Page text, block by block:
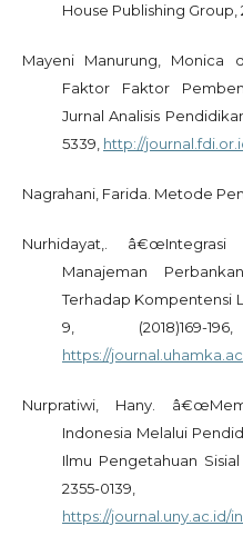
House Publishing Group,
Mayeni Manurung, Monica
Faktor Faktor
Jurnal Analisis
5339, http://
Nagrahani, Farida. Metode
Nurhidayat,.
Manajeman
Terhadap Kompentensi
9, (2018)169-
https://
Nurpratiwi, Hany.
Indonesia Melalui
Ilmu Pengetahuan Sisial
2355-0139,
https://journal.uny.ac.id/